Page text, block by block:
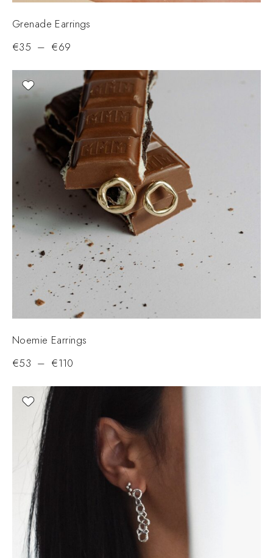
Grenade Earrings
€35 – €69
Noemie Earrings
€53 – €110